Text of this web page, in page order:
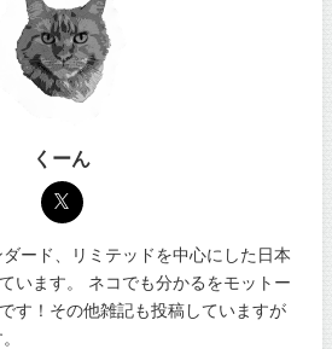
くーん
ード、リミテッドを中心にした日本
います。 ネコでも分かるをモットー
す！その他雑記も投稿していますが